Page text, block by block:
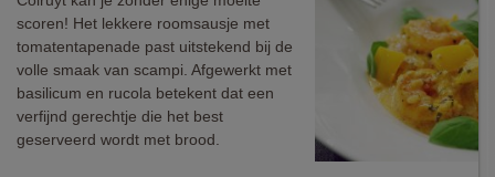
scoren! Het lekkere roomsausje met
tomatentapenade past uitstekend bij de
volle smaak van scampi. Afgewerkt met
basilicum en rucola betekent dat een
verfijnd gerechtje die het best
geserveerd wordt met brood.